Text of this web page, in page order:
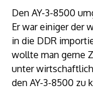
Den AY-3-8500
Er war einiger der
in die DDR
wollte man gerne
unter
den AY-3-8500 zu